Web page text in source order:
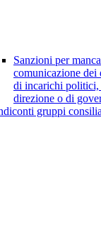
Sanzioni per
comunicazione dei
di incarichi politici,
direzione o di
gruppi